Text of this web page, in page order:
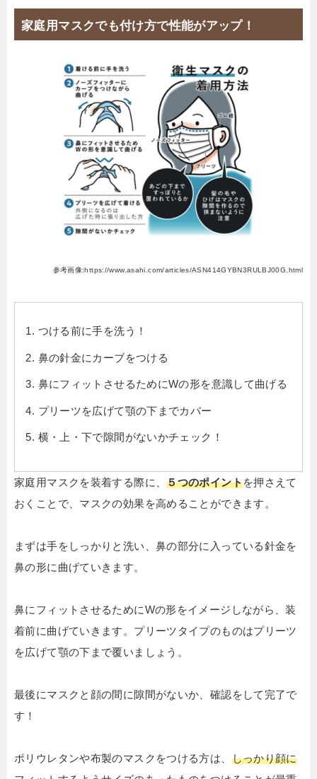
家庭用マスクでも付け方で性能がアップ！
参考画像:https://www.asahi.com/articles/ASN414GYBN3RULBJ00G.html
つける前に手を洗う！
鼻の針金にカーブをつける
鼻にフィットさせるためにWの形を意識して曲げる
プリーツを広げて顎の下までカバー
横・上・下で隙間がないかチェック！
家庭用マスクを装着する際に、５つのポイントを押さえて
おくことで、マスクの効果を高めることができます。
まずは手をしっかりと洗い、鼻の部分に入っている針金を
鼻の形に曲げていきます。
鼻にフィットさせるためにWの形をイメージしながら、装
着前に曲げていきます。プリーツタイプのものはプリーツ
を広げて顎の下まで覆いましょう。
最後にマスクと顔の間に隙間がないか、確認をして完了で
す！
ポリウレタンや布製のマスクをつける方は、 しっかり顔に